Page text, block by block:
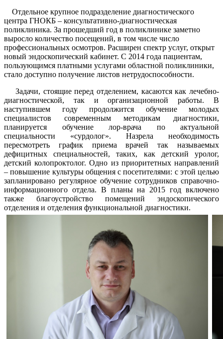
Отдельное крупное подразделение диагностического
центра ГНОКБ – консультативно-диагностическая
поликлиника. За прошедший год в поликлинике заметно
выросло количество посещений, в том числе число
профессиональных осмотров. Расширен спектр услуг, открыт
новый эндоскопический кабинет. С 2014 года пациентам,
пользующимся платными услугами областной поликлиники,
стало доступно получение листов нетрудоспособности.
Задачи, стоящие перед отделением, касаются как лечебно-
диагностической, так и организационной работы. В
наступившем году продолжится обучение молодых
специалистов современным методикам диагностики,
планируется обучение лор-врача по актуальной
специальности «сурдолог». Назрела необходимость
пересмотреть график приема врачей так называемых
дефицитных специальностей, таких, как детский уролог,
детский колопроктолог. Одно из приоритетных направлений
– повышение культуры общения с посетителями: с этой целью
запланировано регулярное обучение сотрудников справочно-
информационного отдела. В планы на 2015 год включено
также благоустройство помещений эндоскопического
отделения и отделения функциональной диагностики.